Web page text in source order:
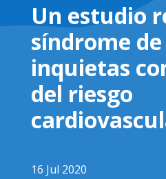
Un estudio
síndrome
inquietas
del riesgo
16 Jul 2020